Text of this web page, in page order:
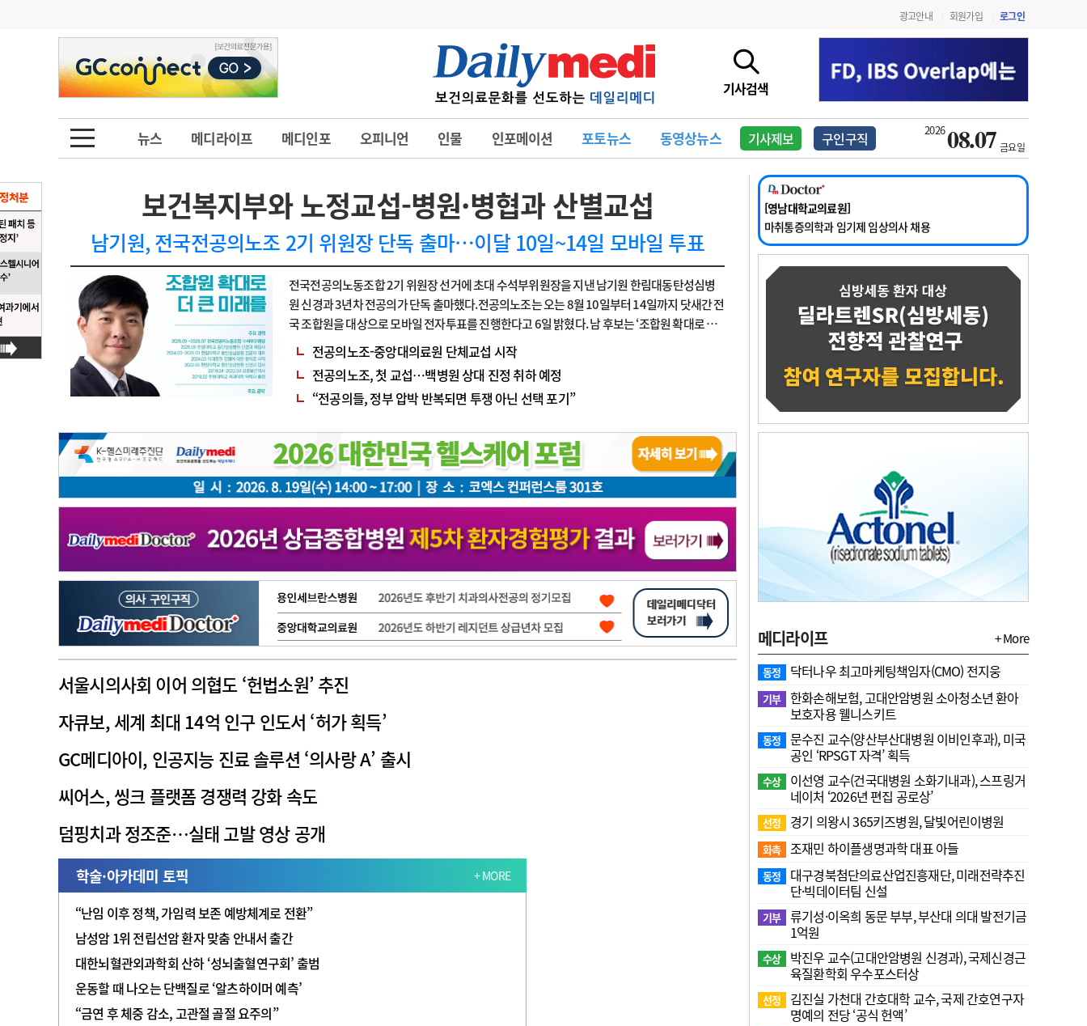
광고안내 회원가입 로그인
기사검색
뉴스 메디라이프 메디인포 오피니언 인물 인포메이션 포토뉴스 동영상뉴스 기사제보 구인구직 202608.07 금요일
금주의 검색어
1
의사인력 수급 추계
2
성분명 처방
3
AI의료
4
전공의 모집 결과
5
의사국시 합격률
6
관리급여 실시
7
지필공 지원책
8
수련환경 개선
9
의과대학 입시
10 약가인하
인사 사고
오피니언 칼럼 수첩
인물 초대석 피플
포토뉴스
메디 Hospital 지역병원 중소병원
인포메이션 행정처분 판례 유권해석 정책/통계 공시 지침·기준·평가 약제급여 심사 결과
학회·연수강좌 학회/연수강좌
고객센터 회사소개 법적고지 광고안내
보건복지부와 노정교섭-병원·병협과 산별교섭
남기원, 전국전공의노조 2기 위원장 단독 출마…이달 10일~14일 모바일 투표
전국전공의노동조합 2기 위원장 선거에 초대 수석부위원장을 지낸 남기원 한림대동탄성심병
원 신경과 3년차 전공의가 단독 출마했다.전공의노조는 오는 8월 10일부터 14일까지 닷새간 전
국 조합원을 대상으로 모바일 전자투표를 진행한다고 6일 밝혔다. 남 후보는 ‘조합원 확대로 더
큰 미래를’ 슬로건으로 내걸었다.남 후보는 “1년 동안 수석부위원장을 맡아 지내면서 ‘노동조합
전공의노조-중앙대의료원 단체교섭 시작
전공의노조, 첫 교섭…백병원 상대 진정 취하 예정
“전공의들, 정부 압박 반복되면 투쟁 아닌 선택 포기”
서울시의사회 이어 의협도 ‘헌법소원’ 추진
자큐보, 세계 최대 14억 인구 인도서 ‘허가 획득’
GC메디아이, 인공지능 진료 솔루션 ‘의사랑 A’ 출시
씨어스, 씽크 플랫폼 경쟁력 강화 속도
덤핑치과 정조준…실태 고발 영상 공개
학술·아카데미 토픽 + MORE
“난임 이후 정책, 가임력 보존 예방체계로 전환”
남성암 1위 전립선암 환자 맞춤 안내서 출간
대한뇌혈관외과학회 산하 ‘성뇌출혈연구회’ 출범
운동할 때 나오는 단백질로 ‘알츠하이머 예측’
“금연 후 체중 감소, 고관절 골절 요주의”
마취통증의학과 임기제 임상의사 채용
소아청소년과(소아응급전담) 계약직 의사 공개채용
[동부병원]
계약직(응급의학과 전문의) 직원모집
[이대목동병원]
하반기 전공의(레지던트1년차) 모집
2026년 하반기 인턴 모집
[영남대학교의료원]
마취통증의학과 임기제 임상의사 채용
메디라이프 + More
동정 닥터나우 최고마케팅책임자(CMO) 전지웅
기부 한화손해보험, 고대안암병원 소아청소년 환아
보호자용 웰니스키트
동정
문수진 교수( 양산부산대병원 이비인후과), 미국
공인 ‘RPSGT 자격’ 획득
수상
이선영 교수(건국대병원 소화기내과), 스프링거
네이처 ‘2026년 편집 공로상’
선정 경기 의왕시 365키즈병원, 달빛어린이병원
화촉 조재민 하이플생명과학 대표 아들
동정
대구경북첨단의료산업진흥재단, 미래전략추진
단·빅데이터팀 신설
기부 류기성·이옥희 동문 부부, 부산대 의대 발전기금
1억원
수상
박진우 교수(고대안암병원 신경과), 국제신경근
육질환학회 우수포스터상
선정
김진실 가천대 간호대학 교수, 국제 간호연구자
명예의 전당 ‘공식 헌액’